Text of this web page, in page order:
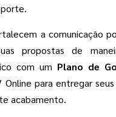
a comunicação
propostas de
com um Plano de
para entregar
acabamento.